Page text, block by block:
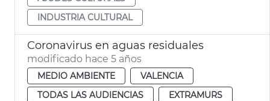
INDUSTRIA CULTURAL
Coronavirus en aguas residuales
modificado hace 5 años
MEDIO AMBIENTE
VALENCIA
TODAS LAS AUDIENCIAS
EXTRAMURS